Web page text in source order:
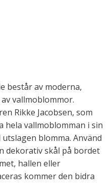
består av moderna,
vallmoblommor.
Rikke Jacobsen, som
hela vallmoblomman i sin
blomma. Använd
dekorativ skål på bordet
hallen eller
kommer den bidra